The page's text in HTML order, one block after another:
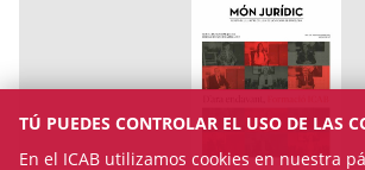
TÚ PUEDES CONTROLAR EL USO DE LAS
En el ICAB utilizamos cookies en nuestra